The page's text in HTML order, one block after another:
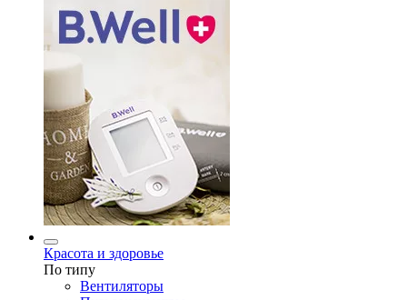
Красота и здоровье
По типу
Вентиляторы